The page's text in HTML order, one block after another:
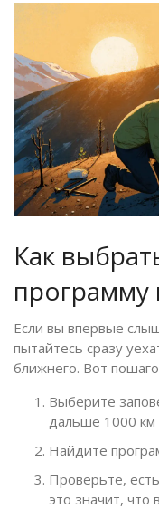
Как
программу
Если вы впервые
пытайтесь сразу
ближнего. Вот
Выберите
дальше 1000 км
Найдите
Проверьте,
это значит, что